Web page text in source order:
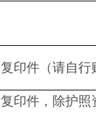
复印件（请自行
复印件，除护照